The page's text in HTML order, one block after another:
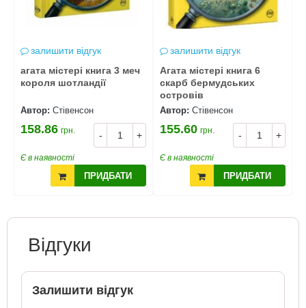
залишити відгук
агата містері книга 3 меч
короля шотландії
Автор: Стівенсон
- +
158.86 грн.
Є в наявності
ПРИДБАТИ
залишити відгук
Агата містері книга 6
скарб бермудських
островів
Автор: Стівенсон
- +
155.60 грн.
Є в наявності
ПРИДБАТИ
Відгуки
Залишити відгук